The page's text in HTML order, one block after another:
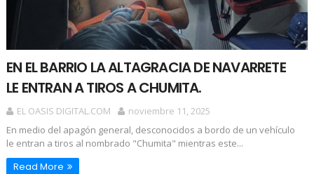
EN EL BARRIO LA ALTAGRACIA DE NAVARRETE
LE ENTRAN A TIROS A CHUMITA.
EL OASIS DIGITAL.COM
noviembre 11, 2025
En medio del apagón general, desconocidos a bordo de un vehículo
le entran a tiros al nombrado "Chumita" mientras este...
Read More